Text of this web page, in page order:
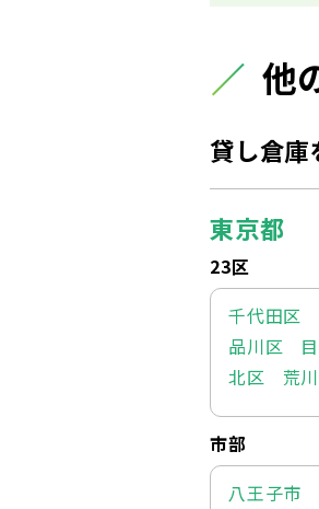
他
貸し倉庫
東京都
23区
千代田区
品川区
北区
荒
市部
八王子市